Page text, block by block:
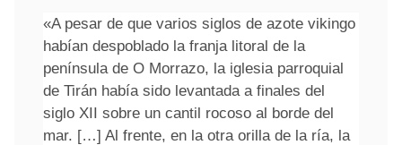
«A pesar de que varios siglos de azote vikingo
habían despoblado la franja litoral de la
península de O Morrazo, la iglesia parroquial
de Tirán había sido levantada a finales del
siglo XII sobre un cantil rocoso al borde del
mar. […] Al frente, en la otra orilla de la ría, la